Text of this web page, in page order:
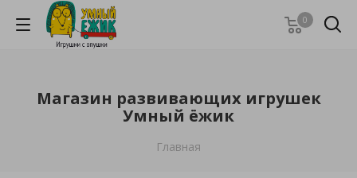
0
Магазин развивающих игрушек
Умный ёжик
Главная